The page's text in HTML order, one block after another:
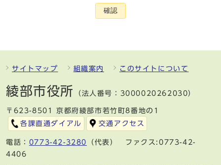
確認
サイトマップ 組織案内 このサイトについて
綾部市役所 （法人番号：3000020262030）
〒623-8501 京都府綾部市若竹町8番地の1
各課直通ダイアル
交通アクセス
電話： 0773-42-3280
（代表） ファクス:0773-42-
4406